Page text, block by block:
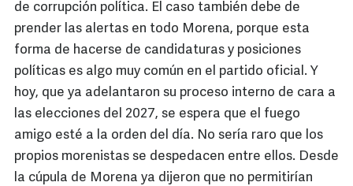
de corrupción política. El caso también debe de
prender las alertas en todo Morena, porque esta
forma de hacerse de candidaturas y posiciones
políticas es algo muy común en el partido oficial. Y
hoy, que ya adelantaron su proceso interno de cara a
las elecciones del 2027, se espera que el fuego
amigo esté a la orden del día. No sería raro que los
propios morenistas se despedacen entre ellos. Desde
la cúpula de Morena ya dijeron que no permitirían